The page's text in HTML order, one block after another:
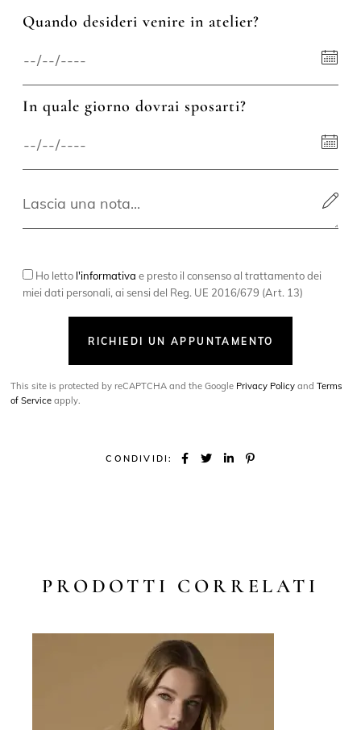
Quando desideri venire in atelier?
In quale giorno dovrai sposarti?
Ho letto l'informativa e presto il consenso al trattamento dei
miei dati personali, ai sensi del Reg. UE 2016/679 (Art. 13)
RICHIEDI UN APPUNTAMENTO
This site is protected by reCAPTCHA and the Google Privacy Policy andTerms
of Service apply.
CONDIVIDI:
PRODOTTI CORRELATI